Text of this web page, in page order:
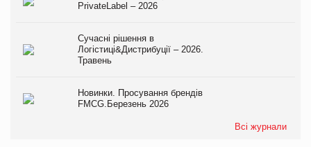
PrivateLabel – 2026
Сучасні рішення в
Логістиці&Дистрибуції – 2026.
Травень
Новинки. Просування брендів
FMCG.Березень 2026
Всі журнали